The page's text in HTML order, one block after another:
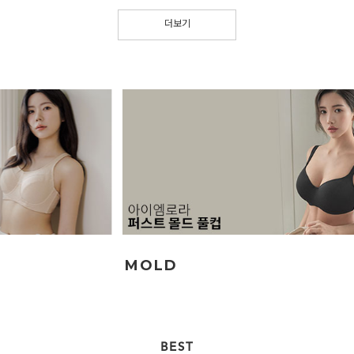
더보기
BEST